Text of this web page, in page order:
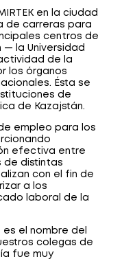
DE DATOS
en la ciudad
de carreras para
centros de
— la Universidad
de la
los órganos
Ésta se
de
de Kazajstán.
empleo para los
efectiva entre
de distintas
con el fin de
a los
laboral de la
el nombre del
colegas de
fue muy